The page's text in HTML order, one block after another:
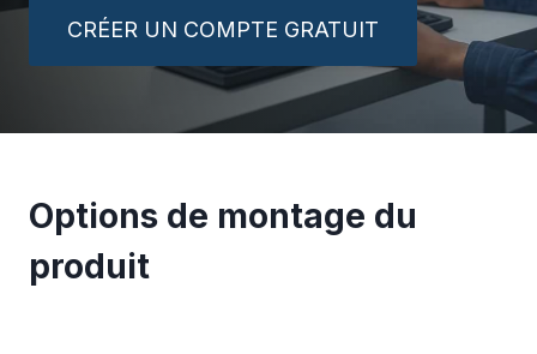
CRÉER UN COMPTE GRATUIT
Options de montage du
produit